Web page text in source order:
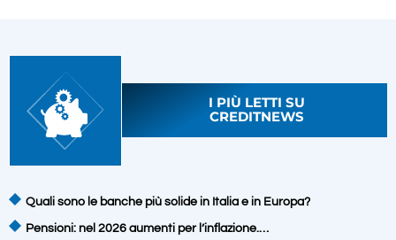
I PIÙ LETTI SU
CREDITNEWS
Quali sono le banche più solide in Italia e in Europa?
Pensioni: nel 2026 aumenti per l’inflazione.…